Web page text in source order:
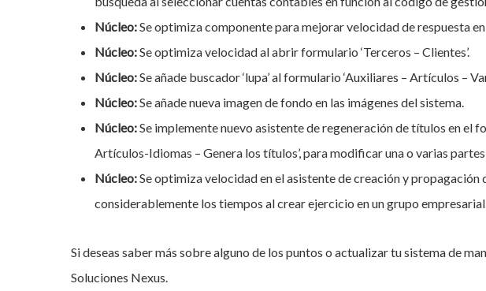
Núcleo:Se optimiza componente para mejorar velocidad de respuesta
Núcleo:Se optimiza velocidad al abrir formulario ‘Terceros – Clientes’.
Núcleo:Se añade buscador ‘lupa’ al formulario ‘Auxiliares – Artículos –
Núcleo:Se añade nueva imagen de fondo en las imágenes del sistema.
Núcleo:Se implemente nuevo asistente de regeneración de títulos en el
Artículos-Idiomas – Genera los títulos’, para modificar una o varias
Núcleo:Se optimiza velocidad en el asistente de creación y propagación
considerablemente los tiempos al crear ejercicio en un grupo
Si deseas saber más sobre alguno de los puntos o actualizar tu sistema de
Soluciones Nexus.